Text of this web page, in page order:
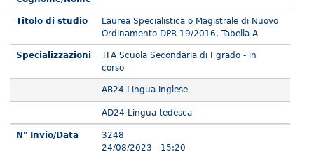
Titolo di studio
Laurea Specialistica o Magistrale di Nuovo
Ordinamento DPR 19/2016, Tabella A
Specializzazioni
TFA Scuola Secondaria di I grado - in
corso
AB24 Lingua inglese
AD24 Lingua tedesca
N° Invio/Data
3248
24/08/2023 - 15:20